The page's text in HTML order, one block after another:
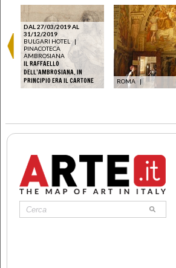
DAL 27/03/2019 AL
31/12/2019
BULGARI HOTEL |
PINACOTECA
AMBROSIANA
IL RAFFAELLO
DELL’AMBROSIANA. IN
PRINCIPIO ERA IL CARTONE
ROMA |